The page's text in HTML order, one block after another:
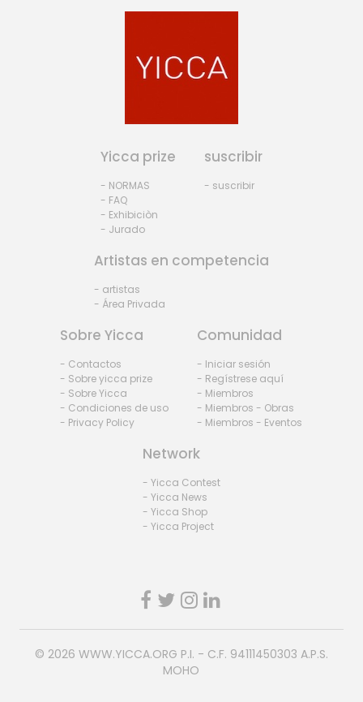
Yicca prize
- NORMAS
- FAQ
- Exhibiciòn
- Jurado
suscribir
- suscribir
Artistas en competencia
- artistas
- Área Privada
Sobre Yicca
- Contactos
- Sobre yicca prize
- Sobre Yicca
- Condiciones de uso
- Privacy Policy
Comunidad
- Iniciar sesión
- Regístrese aquí
- Miembros
- Miembros - Obras
- Miembros - Eventos
Network
- Yicca Contest
- Yicca News
- Yicca Shop
- Yicca Project
© 2026 WWW.YICCA.ORG P.I. - C.F. 94111450303 A.P.S.
MOHO